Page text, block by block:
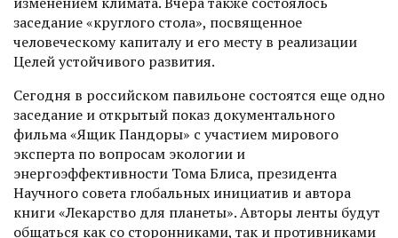
заседание «круглого стола», посвященное
человеческому капиталу и его месту в реализации
Целей устойчивого развития.
Сегодня в российском павильоне состоятся еще одно
заседание и открытый показ документального
фильма «Ящик Пандоры» с участием мирового
эксперта по вопросам экологии и
энергоэффективности Тома Блиса, президента
Научного совета глобальных инициатив и автора
книги «Лекарство для планеты». Авторы ленты будут
общаться как со сторонниками, так и противниками